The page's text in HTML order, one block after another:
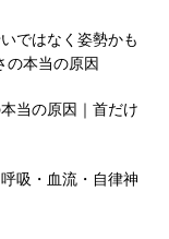
ではなく姿勢かも
の本当の原因
当の原因｜首だけ
吸・血流・自律神